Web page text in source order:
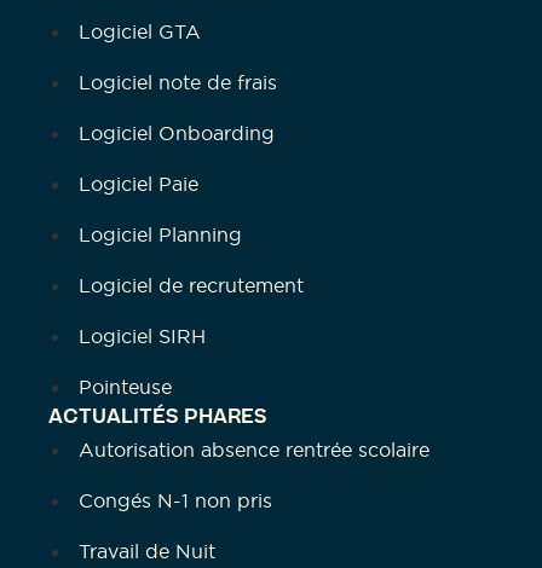
Logiciel GTA
Logiciel note de frais
Logiciel Onboarding
Logiciel Paie
Logiciel Planning
Logiciel de recrutement
Logiciel SIRH
Pointeuse
ACTUALITÉS PHARES
Autorisation absence rentrée scolaire
Congés N-1 non pris
Travail de Nuit